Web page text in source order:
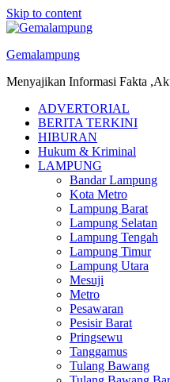
Skip to content
Gemalampung
Menyajikan Informasi Fakta
ADVERTORIAL
BERITA TERKINI
HIBURAN
Hukum & Kriminal
LAMPUNG
Bandar Lampung
Kota Metro
Lampung Barat
Lampung Selatan
Lampung Tengah
Lampung Timur
Lampung Utara
Mesuji
Metro
Pesawaran
Pesisir Barat
Pringsewu
Tanggamus
Tulang Bawang